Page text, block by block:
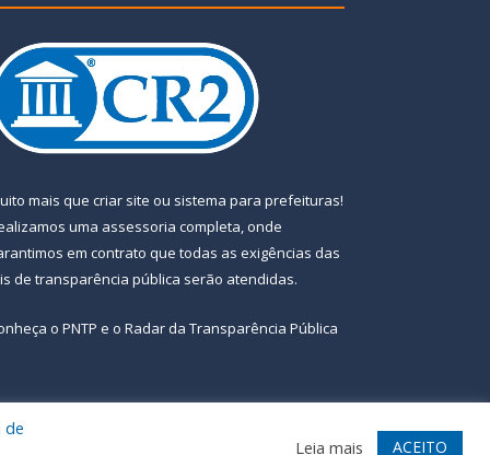
mais que criar site ou sistema para prefeituras!
uma assessoria completa, onde
em contrato que todas as exigências das
de transparência pública serão atendidas.
o PNTP e o Radar da Transparência Pública
Acessar Webmail
de
Leia mais ACEITO